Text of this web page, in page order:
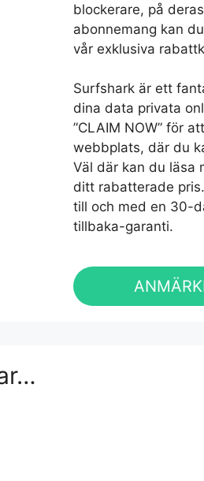
blockerare, på
abonnemang kan
vår exklusiva
Surfshark är ett
dina data privata
”CLAIM NOW” för
webbplats, där du
Väl där kan du läsa
ditt rabatterade
till och med en 30-
tillbaka-garanti.